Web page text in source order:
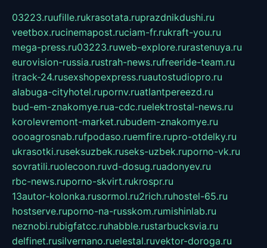
03223.ruufille.rukrasotata.ruprazdnikdushi.ru
veetbox.rucinemapost.ruciam-fr.rukraft-you.ru
mega-press.ru03223.ruweb-explore.rurastenuya.ru
eurovision-russia.rustrah-news.rufreeride-team.ru
itrack-24.rusexshopexpress.ruautostudiopro.ru
alabuga-cityhotel.rupornv.ruatlantpereezd.ru
bud-em-znakomye.rua-cdc.ruelektrostal-news.ru
korolevremont-market.rubudem-znakomye.ru
oooagrosnab.rufpodaso.ruemfire.rupro-otdelky.ru
ukrasotki.ruseksuzbek.ruseks-uzbek.ruporno-vk.ru
sovratili.ruolecoon.ruvd-dosug.ruadonyev.ru
rbc-news.ruporno-skvirt.rukrospr.ru
13autor-kolonka.rusormol.ru2rich.ruhostel-65.ru
hostserve.ruporno-na-russkom.rumishinlab.ru
neznobi.rubigfatcc.ruhabble.rustarbucksvia.ru
delfinet.rusilvernano.ruelestal.ruvektor-doroga.ru